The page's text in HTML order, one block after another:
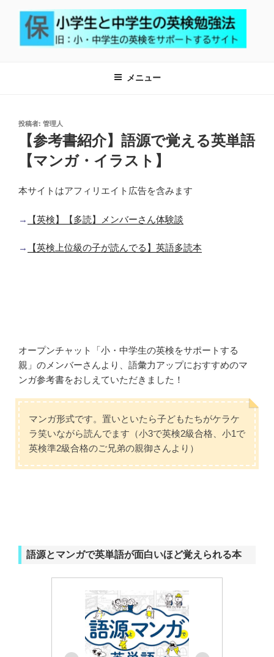
メニュー
投
投稿者: 管理人
【参考書紹介】語源で覚える英単語
【マンガ・イラスト】
本サイトはアフィリエイト広告を含みます
→ 【英検】【多読】メンバーさん体験談
→ 【英検上位級の子が読んでる】英語多読本
オープンチャット「小・中学生の英検をサポートする
親」のメンバーさんより、語彙力アップにおすすめのマ
ンガ参考書をおしえていただきました！
マンガ形式です。置いといたら子どもたちがケラケ
ラ笑いながら読んでます（小3で英検2級合格、小1で
英検準2級合格のご兄弟の親御さんより）
語源とマンガで英単語が面白いほど覚えられる本